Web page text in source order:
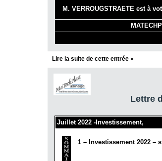
M. VERROUGSTRAETE est à
Lire la suite de cette entrée »
Lettre
Juillet 2022 -Investissement,
1 – Investissement 2022 –